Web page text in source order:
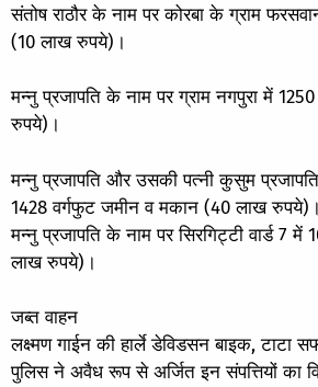
संतोष राठौर के नाम पर कोरबा के ग्राम
(10 लाख रुपये)।
मन्नु प्रजापति के नाम पर ग्राम नगपुरा में
रुपये)।
मन्नु प्रजापति और उसकी पत्नी कुसुम
1428 वर्गफुट जमीन व मकान (40 लाख रुपये)।
मन्नु प्रजापति के नाम पर सिरगिट्टी वार्ड 7
लाख रुपये)।
जब्त वाहन
लक्ष्मण गाईन की हार्ले डेविडसन बाइक, टाटा
पुलिस ने अवैध रूप से अर्जित इन संपत्तियों का